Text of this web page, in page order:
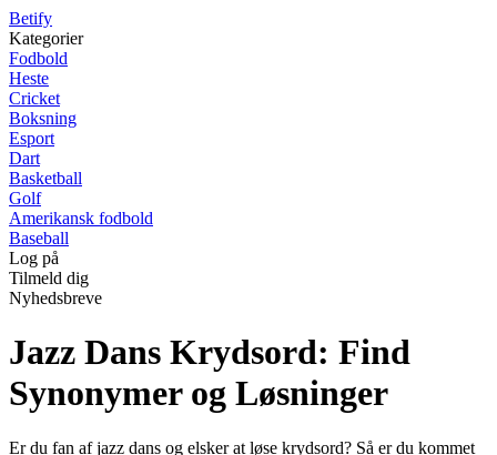
Betify
Kategorier
Fodbold
Heste
Cricket
Boksning
Esport
Dart
Basketball
Golf
Amerikansk fodbold
Baseball
Log på
Tilmeld dig
Nyhedsbreve
Jazz Dans Krydsord: Find
Synonymer og Løsninger
Er du fan af jazz dans og elsker at løse krydsord? Så er du kommet